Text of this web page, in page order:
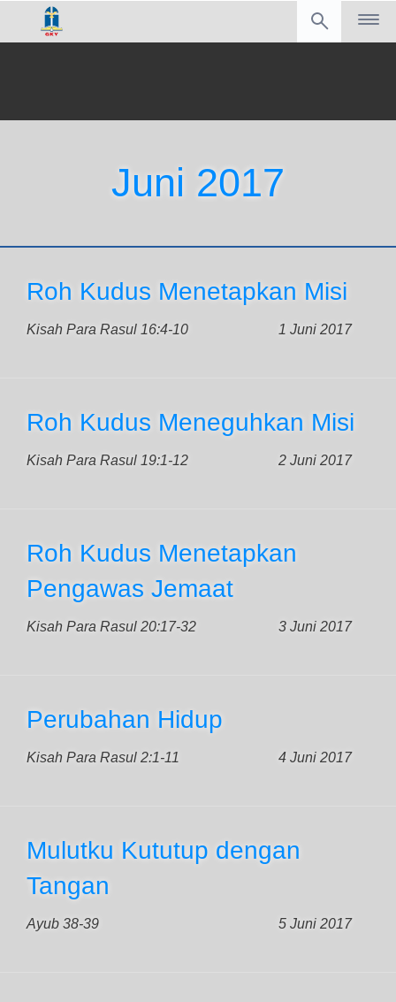
Juni 2017
Roh Kudus Menetapkan Misi
Kisah Para Rasul 16:4-10 1 Juni 2017
Roh Kudus Meneguhkan Misi
Kisah Para Rasul 19:1-12 2 Juni 2017
Roh Kudus Menetapkan
Pengawas Jemaat
Kisah Para Rasul 20:17-32 3 Juni 2017
Perubahan Hidup
Kisah Para Rasul 2:1-11 4 Juni 2017
Mulutku Kututup dengan
Tangan
Ayub 38-39 5 Juni 2017